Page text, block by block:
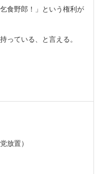
食野郎！」という権利が
ている、と言える。
放置）